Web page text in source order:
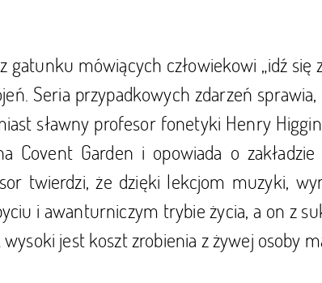
gatunku mówiących człowiekowi „idź się
Seria przypadkowych zdarzeń
sławny profesor fonetyki Henry
Covent Garden i opowiada o
twierdzi, że dzięki lekcjom muzyki,
i awanturniczym trybie życia, a on z
jest koszt zrobienia z żywej osoby